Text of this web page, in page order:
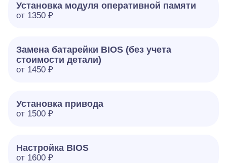
Установка модуля оперативной памяти
от 1350 ₽
Замена батарейки BIOS (без учета
стоимости детали)
от 1450 ₽
Установка привода
от 1500 ₽
Настройка BIOS
от 1600 ₽